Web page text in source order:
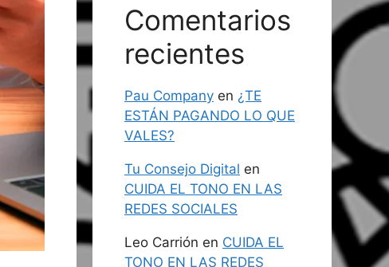
Comentarios
recientes
Pau Company en ¿TE
ESTÁN PAGANDO LO QUE
VALES?
Tu Consejo Digital en
CUIDA EL TONO EN LAS
REDES SOCIALES
Leo Carrión en CUIDA EL
TONO EN LAS REDES